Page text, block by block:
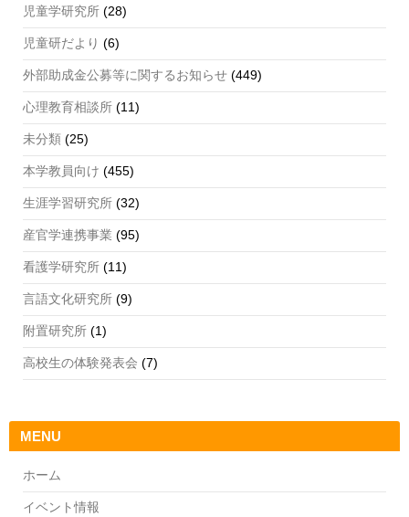
児童学研究所 (28)
児童研だより (6)
外部助成金公募等に関するお知らせ (449)
心理教育相談所 (11)
未分類 (25)
本学教員向け (455)
生涯学習研究所 (32)
産官学連携事業 (95)
看護学研究所 (11)
言語文化研究所 (9)
附置研究所 (1)
高校生の体験発表会 (7)
MENU
ホーム
イベント情報